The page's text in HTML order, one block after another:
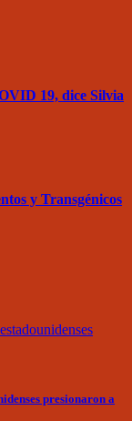
19, dice Silvia
y Transgénicos
presionaron a